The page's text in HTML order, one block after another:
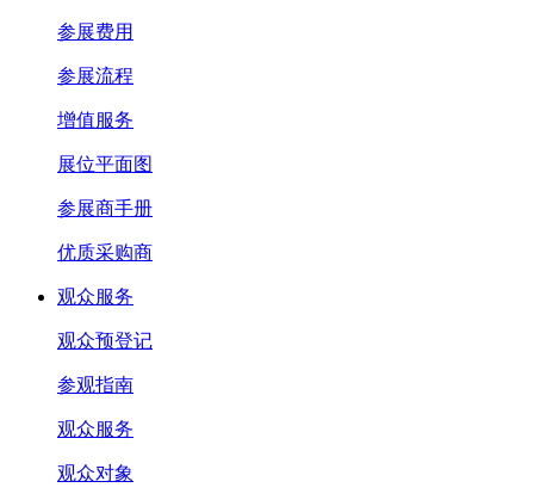
参展费用
参展流程
增值服务
展位平面图
参展商手册
优质采购商
观众服务
观众预登记
参观指南
观众服务
观众对象